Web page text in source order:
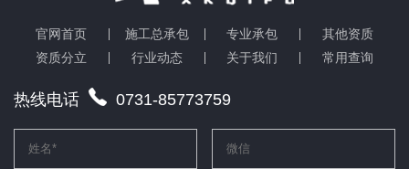
官网首页 施工总承包 专业承包
其他资质
资质分立
行业动态 关于我们 常用查询
热线电话 0731-85773759